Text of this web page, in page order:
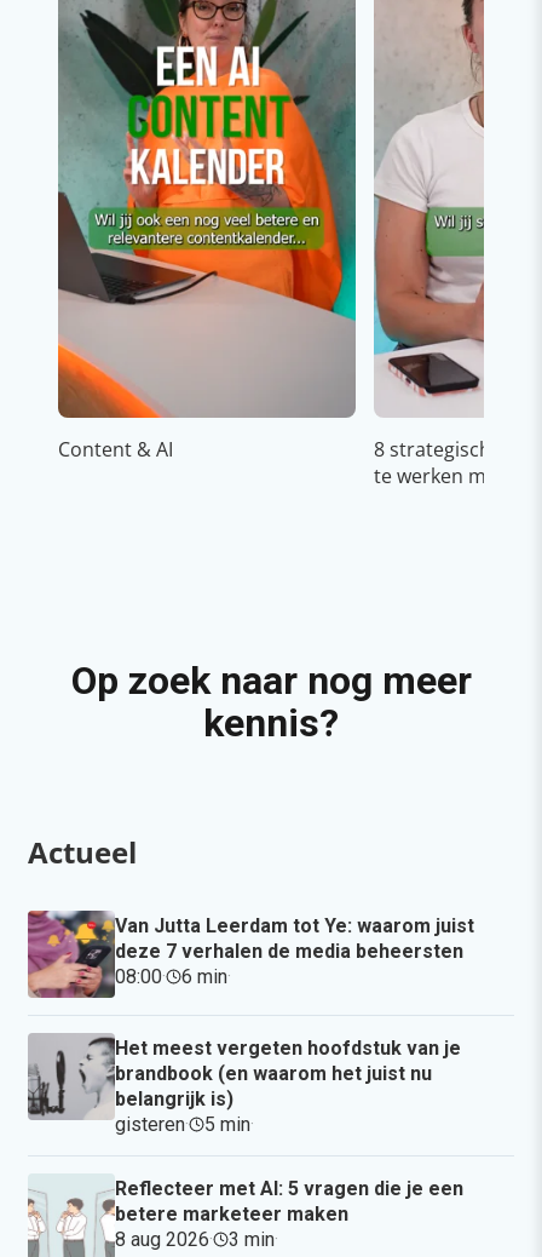
Content & AI
8 strategische
te werken met
Op zoek naar nog meer
kennis?
Actueel
Van Jutta Leerdam tot Ye: waarom juist
deze 7 verhalen de media beheersten
08:00· 6 min·
Het meest vergeten hoofdstuk van je
brandbook (en waarom het juist nu
belangrijk is)
gisteren· 5 min·
Reflecteer met AI: 5 vragen die je een
betere marketeer maken
8 aug 2026· 3 min·